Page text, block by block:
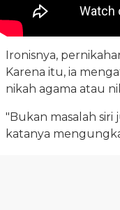
Ironisnya,
Karena itu, ia
nikah agama atau
"Bukan masalah siri
katanya